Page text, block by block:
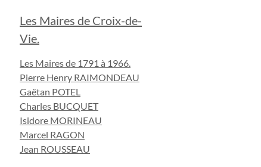
Les Maires de Croix-de-
Vie.
Les Maires de 1791 à 1966.
Pierre Henry RAIMONDEAU
Gaëtan POTEL
Charles BUCQUET
Isidore MORINEAU
Marcel RAGON
Jean ROUSSEAU